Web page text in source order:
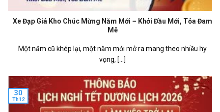
Xe Đạp Giá Kho Chúc Mừng Năm Mới – Khởi Đầu Mới, Tỏa Đam
Mê
Một năm cũ khép lại, một năm mới mở ra mang theo nhiều hy
vọng, [...]
30
Th12